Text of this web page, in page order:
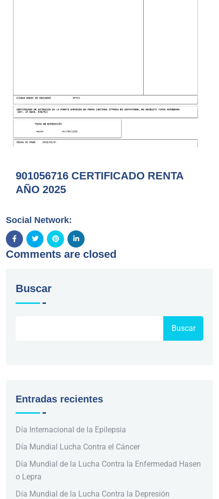
901056716 CERTIFICADO RENTA
AÑO 2025
Social Network:
Comments are closed
Buscar
Buscar
Entradas recientes
Día Internacional de la Epilepsia
Día Mundial Lucha Contra el Cáncer
Día Mundial de la Lucha Contra la Enfermedad Hasen
o Lepra
Día Mundial de la Lucha Contra la Depresión